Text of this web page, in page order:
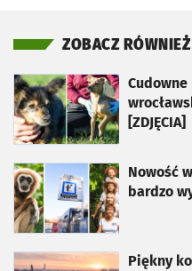
ZOBACZ RÓWNIEŻ
[ZDJĘCIA]
otworzy się w nowej karcie
Nowość
bardzo
otworzy się w nowej karcie
Piękny
otworzy się w nowej karcie